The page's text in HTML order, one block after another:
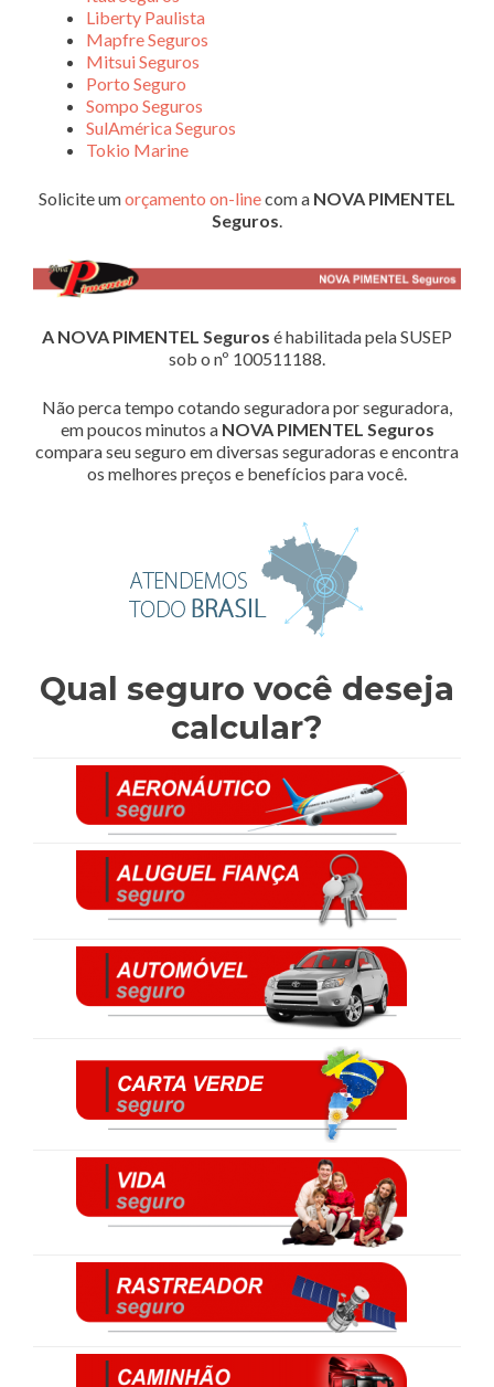
Liberty Paulista
Mapfre Seguros
Mitsui Seguros
Porto Seguro
Sompo Seguros
SulAmérica Seguros
Tokio Marine
Solicite umorçamento on-linecom a NOVA PIMENTEL
Seguros.
A NOVA PIMENTEL Seguros é habilitada pela SUSEP
sob o nº 100511188.
Não perca tempo cotando seguradora por seguradora,
em poucos minutos a NOVA PIMENTEL Seguros
compara seu seguro em diversas seguradoras e encontra
os melhores preços e benefícios para você.
Qual seguro você deseja
calcular?